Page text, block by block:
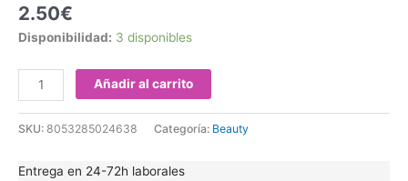
2.50€
Disponibilidad: 3 disponibles
Añadir al carrito
SKU: 8053285024638 Categoría: Beauty
Entrega en 24-72h laborales